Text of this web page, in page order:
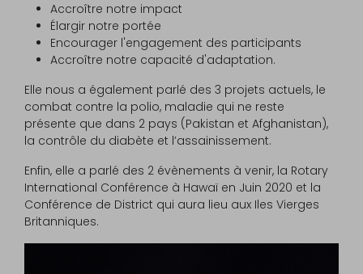
Accroître notre impact
Élargir notre portée
Encourager l'engagement des participants
Accroître notre capacité d'adaptation.
Elle nous a également parlé des 3 projets actuels, le
combat contre la polio, maladie qui ne reste
présente que dans 2 pays (Pakistan et Afghanistan),
la contrôle du diabète et l’assainissement.
Enfin, elle a parlé des 2 évènements à venir, la Rotary
International Conférence à Hawaï en Juin 2020 et la
Conférence de District qui aura lieu aux Iles Vierges
Britanniques.